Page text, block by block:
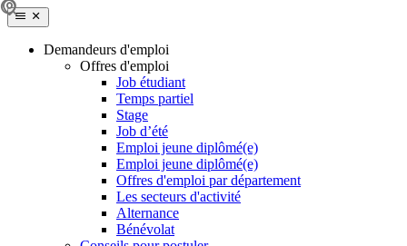
Demandeurs d'emploi
Offres d'emploi
Job étudiant
Temps partiel
Stage
Job d’été
Emploi jeune diplômé(e)
Emploi jeune diplômé(e)
Offres d'emploi par département
Les secteurs d'activité
Alternance
Bénévolat